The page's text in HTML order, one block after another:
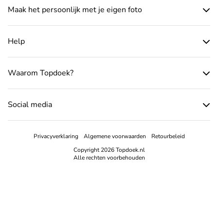
Maak het persoonlijk met je eigen foto
Help
Waarom Topdoek?
Social media
Privacyverklaring Algemene voorwaarden
Retourbeleid
Copyright 2026 Topdoek.nl
Alle rechten voorbehouden